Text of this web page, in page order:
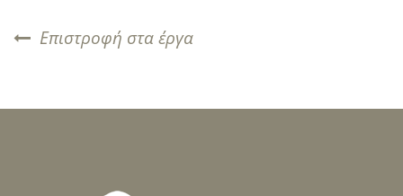
Επιστροφή στα έργα